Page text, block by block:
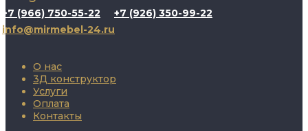
+7 (966) 750-55-22
+7 (926) 350-99-22
info@mirmebel-24.ru
О нас
3Д конструктор
Услуги
Оплата
Контакты